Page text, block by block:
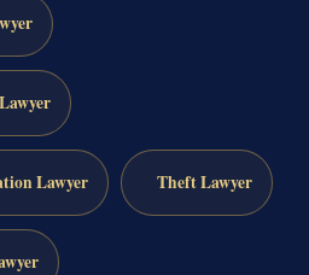
Lawyer Theft Lawyer